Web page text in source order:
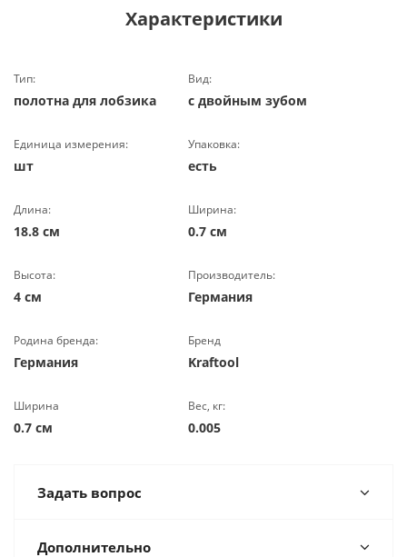
Характеристики
Тип:
полотна для лобзика
Вид:
с двойным зубом
Единица измерения:
шт
Упаковка:
есть
Длина:
18.8 см
Ширина:
0.7 см
Высота:
4 см
Производитель:
Германия
Родина бренда:
Германия
Бренд
Kraftool
Ширина
0.7 см
Вес, кг:
0.005
Задать вопрос
Дополнительно